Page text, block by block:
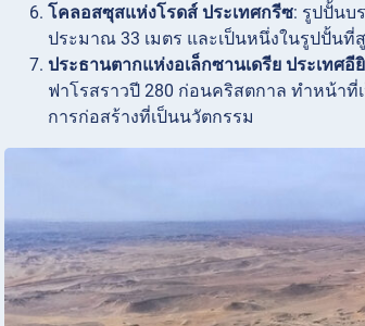
โคลอสซุสแห่งโรดส์ ประเทศกรีซ: รูปปั้นบ
ประมาณ 33 เมตร และเป็นหนึ่งในรูปปั้น
ประธานตากแห่งอเล็กซานเดรีย ประเทศอี
ฟาโรสราวปี 280 ก่อนคริสตกาล ทำหน้า
การก่อสร้างที่เป็นนวัตกรรม